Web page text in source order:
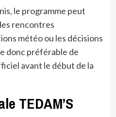
le programme peut
rencontres
météo ou les décisions
donc préférable de
avant le début de la
TEDAM’S